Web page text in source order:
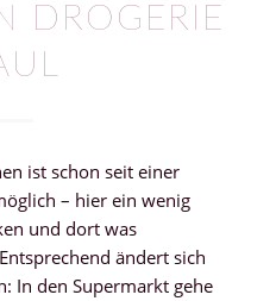
DROGERIE
ist schon seit einer
– hier ein wenig
und dort was
ändert sich
In den Supermarkt gehe